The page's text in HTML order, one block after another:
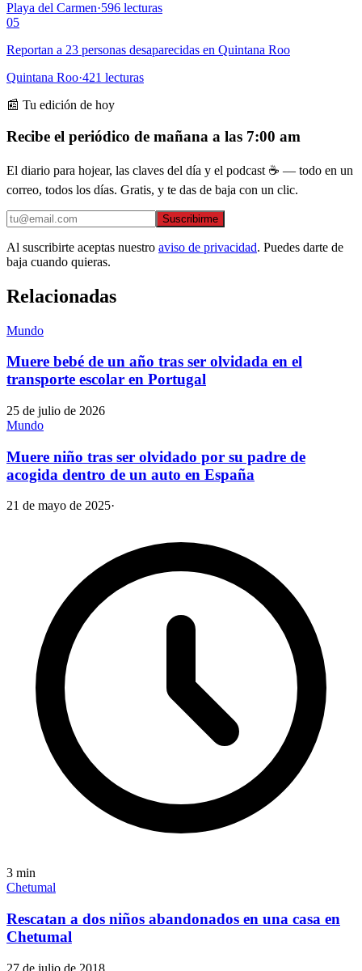
Playa del Carmen·596 lecturas
05
Reportan a 23 personas desaparecidas en Quintana Roo
Quintana Roo·421 lecturas
📰 Tu edición de hoy
Recibe el periódico de mañana a las 7:00 am
El diario para hojear, las claves del día y el podcast ☕ — todo en un
correo, todos los días. Gratis, y te das de baja con un clic.
Suscribirme
Al suscribirte aceptas nuestro aviso de privacidad. Puedes darte de
baja cuando quieras.
Relacionadas
Mundo
Muere bebé de un año tras ser olvidada en el
transporte escolar en Portugal
25 de julio de 2026
Mundo
Muere niño tras ser olvidado por su padre de
acogida dentro de un auto en España
21 de mayo de 2025·
3 min
Chetumal
Rescatan a dos niños abandonados en una casa en
Chetumal
27 de julio de 2018